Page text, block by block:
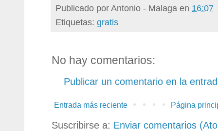
Publicado porAntonio - Malaga en 16:07
Etiquetas: gratis
No hay comentarios:
Publicar un comentario en la
Entrada más reciente Página
Suscribirse a: Enviar comentarios